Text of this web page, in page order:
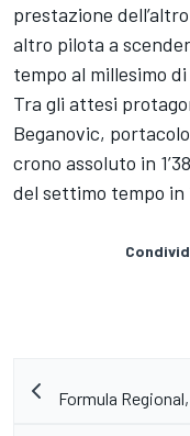
prestazione
altro pilota a
tempo al millesimo di
Tra gli attesi
Beganovic,
crono assoluto in
del settimo tempo in
Formula